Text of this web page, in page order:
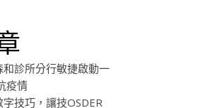
診所分行敏捷啟動一
疫情
技巧，讓技OSDER